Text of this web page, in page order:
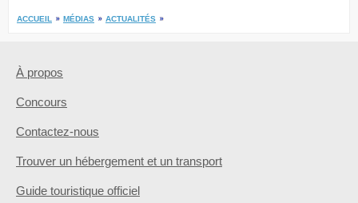
ACCUEIL MÉDIAS ACTUALITÉS
À propos
Concours
Contactez-nous
Trouver un hébergement et un transport
Guide touristique officiel